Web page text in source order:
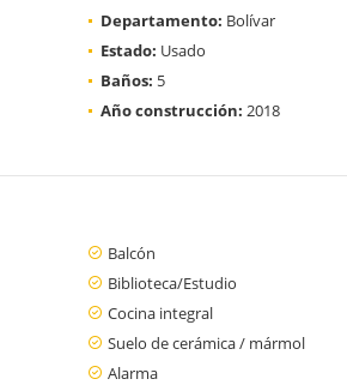
Departamento: Bolívar
Estado: Usado
Baños: 5
Año construcción: 2018
Balcón
Biblioteca/Estudio
Cocina integral
Suelo de cerámica / mármol
Alarma